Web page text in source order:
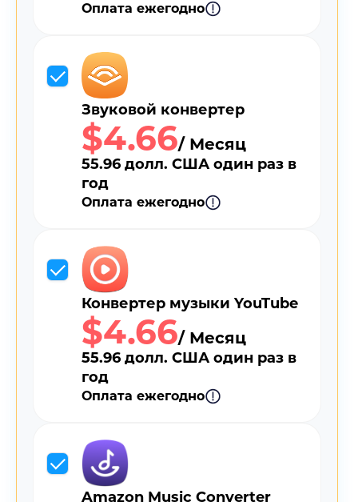
Оплата ежегодно
Звуковой конвертер
$4.66/ Месяц
55.96 долл. США один раз в
год
Оплата ежегодно
Конвертер музыки YouTube
$4.66/ Месяц
55.96 долл. США один раз в
год
Оплата ежегодно
Amazon Music Converter